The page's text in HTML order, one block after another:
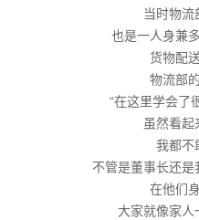
当时物流
也是一人身兼
货物配
物流部
“在这里学会了
虽然看起
我都不
不管是董事长还是
在他们
大家就像家人